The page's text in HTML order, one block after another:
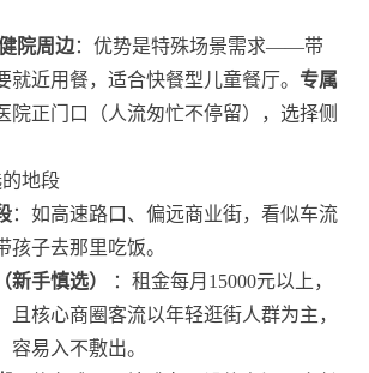
院周边：优势是特殊场景需求——带
就近用餐，适合快餐型儿童餐厅。 专属
院正门口（人流匆忙不停留），选择侧
地段
：如高速路口、偏远商业街，看似车流
孩子去那里吃饭。
新手慎选）
：租金每月15000元以上，
且核心商圈客流以年轻逛街人群为主，
容易入不敷出。